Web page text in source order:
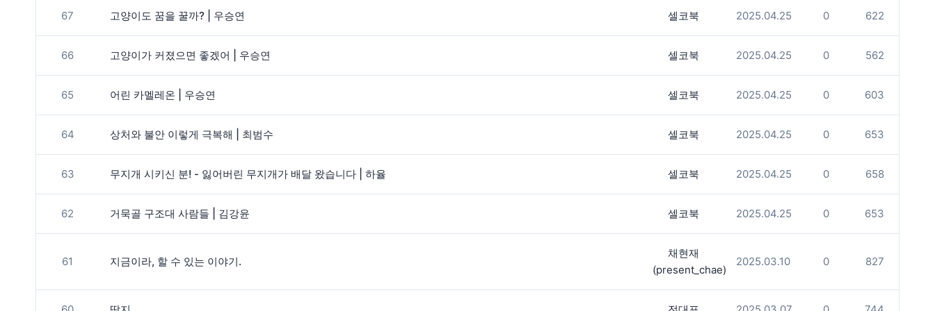
67 고양이도 꿈을 꿀까? | 우승연 셀코북 2025.04.25 0 622
66 고양이가 커졌으면 좋겠어 | 우승연 셀코북 2025.04.25 0 562
65 어린 카멜레온 | 우승연 셀코북 2025.04.25 0 603
64 상처와 불안 이렇게 극복해 | 최범수 셀코북 2025.04.25 0 653
63 무지개 시키신 분! - 잃어버린 무지개가 배달 왔습니다 | 하율 셀코북 2025.04.25 0 658
62 거묵골 구조대 사람들 | 김강윤 셀코북 2025.04.25 0 653
61 지금이라, 할 수 있는 이야기.
채현재
(present_chae)
2025.03.10 0 827